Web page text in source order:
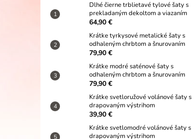
Dlhé čierne trblietavé tylové šaty s
prekladaným dekoltom a viazaním
64,90 €
Krátke tyrkysové metalické šaty s
odhaleným chrbtom a šnurovaním
79,90 €
Krátke modré saténové šaty s
odhaleným chrbtom a šnurovaním
79,90 €
Krátke svetloružové volánové šaty s
drapovaným výstrihom
39,90 €
Krátke svetlomodré volánové šaty s
drapovaným výstrihom